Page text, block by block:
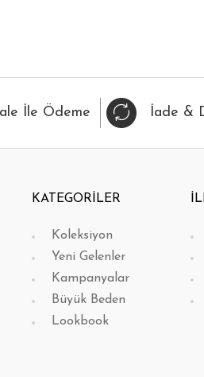
EKLE HIZLI BAK
İle Ödeme İade &
KATEGORİLER
Koleksiyon
Yeni Gelenler
Kampanyalar
Büyük Beden
Lookbook